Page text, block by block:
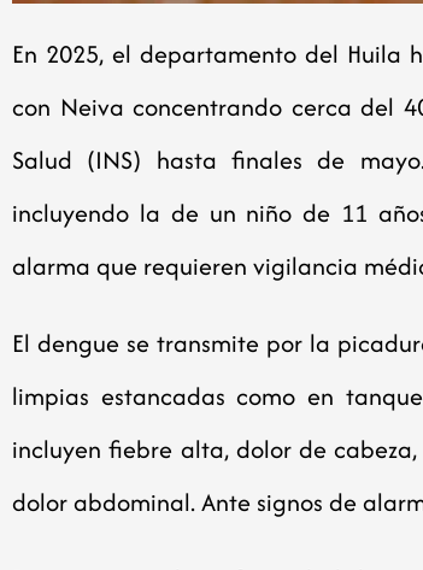
En 2025, el departamento del Huila
con Neiva concentrando cerca del
Salud (INS) hasta finales de
incluyendo la de un niño de 11
alarma que requieren vigilancia
El dengue se transmite por la
limpias estancadas como en
incluyen fiebre alta, dolor de
dolor abdominal. Ante signos de